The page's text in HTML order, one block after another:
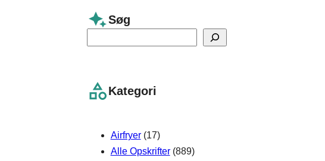
Søg
c
Kategori
Airfryer(17)
Alle Opskrifter(889)